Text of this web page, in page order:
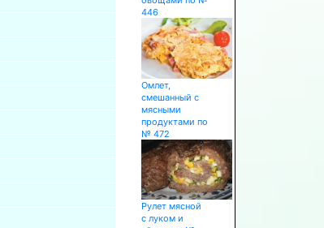
446
Омлет,
смешанный с
мясными
продуктами по
№ 472
Рулет мясной
с луком и